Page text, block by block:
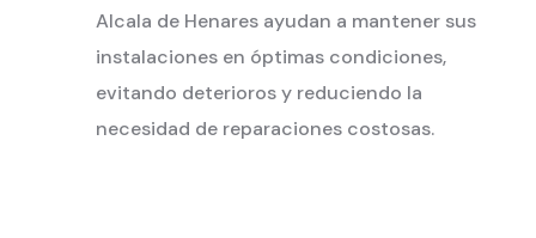
Alcala de Henares ayudan a mantener sus
instalaciones en óptimas condiciones,
evitando deterioros y reduciendo la
necesidad de reparaciones costosas.